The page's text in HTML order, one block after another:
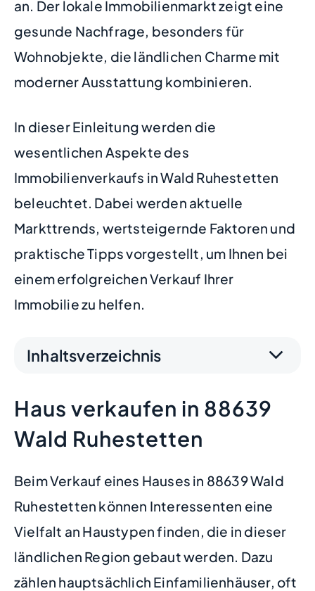
an. Der lokale Immobilienmarkt zeigt eine
gesunde Nachfrage, besonders für
Wohnobjekte, die ländlichen Charme mit
moderner Ausstattung kombinieren.
In dieser Einleitung werden die
wesentlichen Aspekte des
Immobilienverkaufs in Wald Ruhestetten
beleuchtet. Dabei werden aktuelle
Markttrends, wertsteigernde Faktoren und
praktische Tipps vorgestellt, um Ihnen bei
einem erfolgreichen Verkauf Ihrer
Immobilie zu helfen.
Inhaltsverzeichnis
Haus verkaufen in 88639
Wald Ruhestetten
Beim Verkauf eines Hauses in 88639 Wald
Ruhestetten können Interessenten eine
Vielfalt an Haustypen finden, die in dieser
ländlichen Region gebaut werden. Dazu
zählen hauptsächlich Einfamilienhäuser, oft